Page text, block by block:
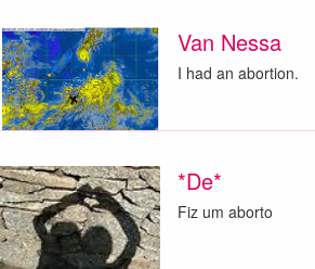
Van Nessa
I had an abortion.
*De*
Fiz um aborto